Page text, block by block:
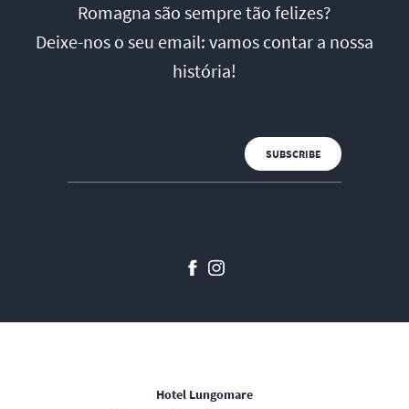
Romagna são sempre tão felizes?
Deixe-nos o seu email: vamos contar a nossa
história!
Hotel Lungomare